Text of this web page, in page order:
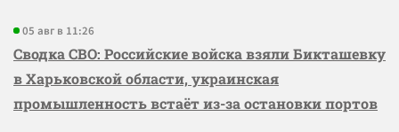
05 авг в 11:26
Сводка СВО: Российские войска взяли Бикташевку
в Харьковской области, украинская
промышленность встаёт из-за остановки портов